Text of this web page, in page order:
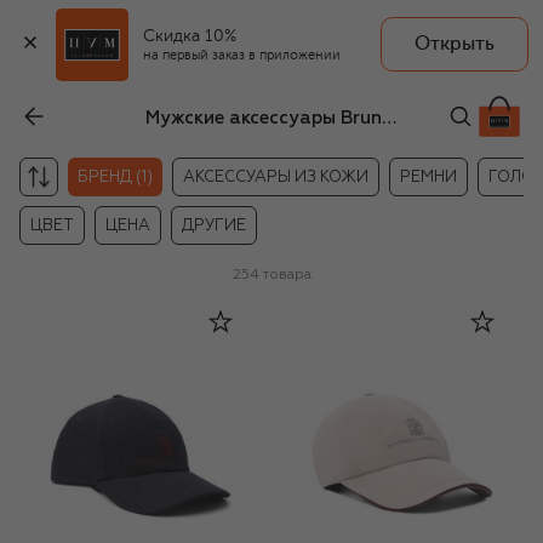
Скидка 10%
на первый заказ в приложении
Открыть
Мужские аксессуары Brunello Cucinelli
БРЕНД (1) АКСЕССУАРЫ ИЗ КОЖИ РЕМНИ
ЦВЕТ ЦЕНА ДРУГИЕ
254 товара